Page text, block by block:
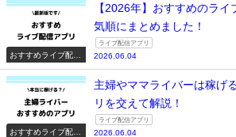
おすすめライブ配信
【2026年】おすすめのライ
気順にまとめました！
ライブ配信アプリ
2026.06.04
おすすめライブ配信
主婦やママライバーは稼げ
リを交えて解説！
ライブ配信アプリ
2026.06.04